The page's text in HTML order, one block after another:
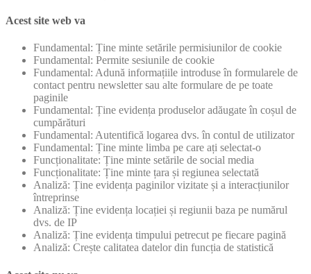
Acest site web va
Fundamental: Ține minte setările permisiunilor de cookie
Fundamental: Permite sesiunile de cookie
Fundamental: Adună informațiile introduse în formularele de
contact pentru newsletter sau alte formulare de pe toate
paginile
Fundamental: Ține evidența produselor adăugate în coșul de
cumpărături
Fundamental: Autentifică logarea dvs. în contul de utilizator
Fundamental: Ține minte limba pe care ați selectat-o
Funcționalitate: Ține minte setările de social media
Funcționalitate: Ține minte țara și regiunea selectată
Analiză: Ține evidența paginilor vizitate și a interacțiunilor
întreprinse
Analiză: Ține evidența locației și regiunii baza pe numărul
dvs. de IP
Analiză: Ține evidența timpului petrecut pe fiecare pagină
Analiză: Crește calitatea datelor din funcția de statistică